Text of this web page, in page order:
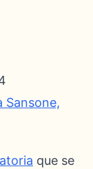
Sansone,
que se